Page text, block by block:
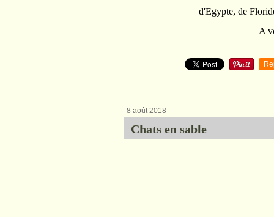
d'Egypte, de
A
8 août 2018
Chats en sable